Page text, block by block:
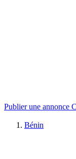
Publier une annonce
Bénin